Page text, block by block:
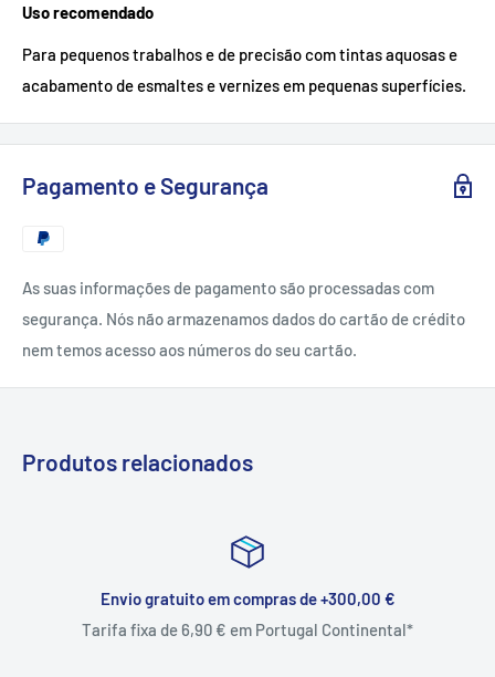
Uso recomendado
Para pequenos trabalhos e de precisão com tintas aquosas e
acabamento de esmaltes e vernizes em pequenas superfícies.
Pagamento e Segurança
As suas informações de pagamento são processadas com
segurança. Nós não armazenamos dados do cartão de crédito
nem temos acesso aos números do seu cartão.
Produtos relacionados
Envio gratuito em compras de +300,00 €
Tarifa fixa de 6,90 € em Portugal Continental*